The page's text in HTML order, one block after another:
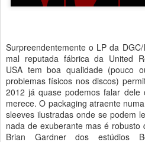
Surpreendentemente o LP da
mal reputada fábrica da United
USA tem boa qualidade (pouco
problemas físicos nos discos)
2012 já quase podemos falar dele
merece. O packaging atraente
sleeves ilustradas onde se podem
nada de exuberante mas é
Brian Gardner dos estúdios